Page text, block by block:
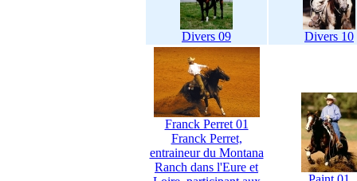
Divers 09 Divers 10
Franck Perret 01
Franck Perret,
entraineur du Montana
Ranch dans l'Eure et